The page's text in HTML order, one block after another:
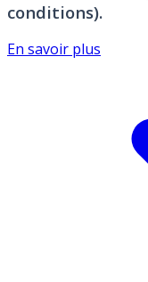
conditions).
En savoir plus